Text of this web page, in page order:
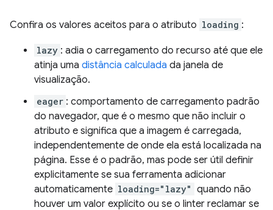
Confira os valores aceitos para o atributo loading :
lazy : adia o carregamento do recurso até que ele
atinja uma distância calculada da janela de
visualização.
eager : comportamento de carregamento padrão
do navegador, que é o mesmo que não incluir o
atributo e significa que a imagem é carregada,
independentemente de onde ela está localizada na
página. Esse é o padrão, mas pode ser útil definir
explicitamente se sua ferramenta adicionar
automaticamente loading="lazy" quando não
houver um valor explícito ou se o linter reclamar se